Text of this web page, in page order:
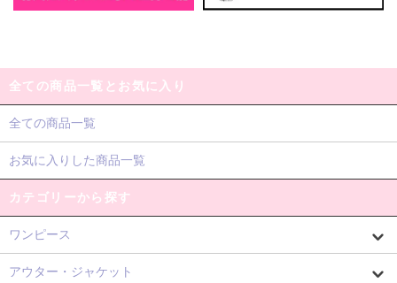
全ての商品一覧とお気に入り
全ての商品一覧
お気に入りした商品一覧
カテゴリーから探す
ワンピース
アウター・ジャケット